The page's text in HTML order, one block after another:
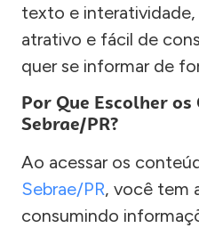
texto e
atrativo e fácil de
quer se informar de
Por Que Escolher os
Sebrae/PR?
Ao acessar os
Sebrae/PR, você tem
consumindo